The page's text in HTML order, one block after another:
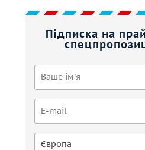
Підписка на
Європа